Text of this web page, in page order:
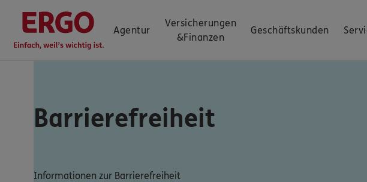
Agentur
Versicherungen
&Finanzen
Geschäftskunden
Barrierefreiheit
Informationen zur Barrierefreiheit